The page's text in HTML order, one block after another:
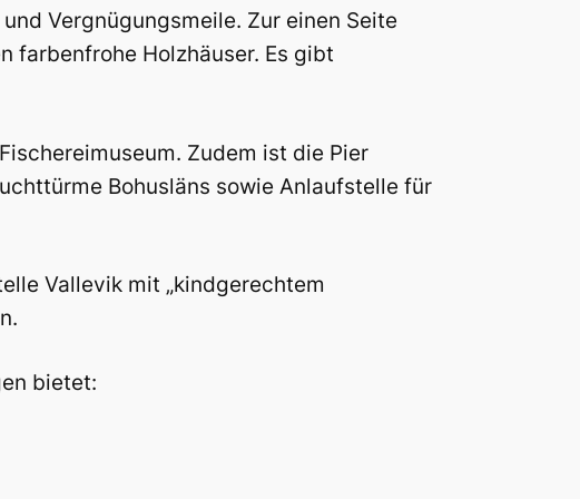
Vergnügungsmeile. Zur einen Seite
farbenfrohe Holzhäuser. Es gibt
Zudem ist die Pier
Bohusläns sowie Anlaufstelle für
Vallevik mit „kindgerechtem
bietet: